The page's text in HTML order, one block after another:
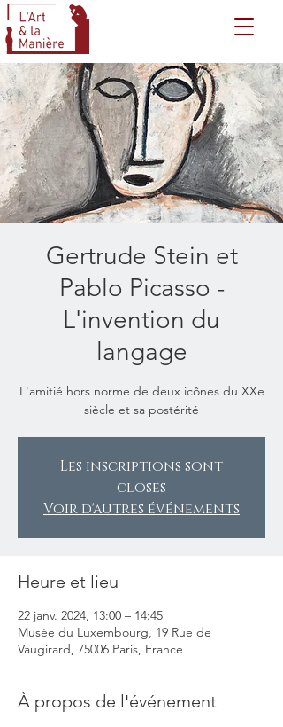
Gertrude Stein et
Pablo Picasso -
L'invention du
langage
L'amitié hors norme de deux icônes du XXe
siècle et sa postérité
Les inscriptions sont
closes
Voir d'autres événements
Heure et lieu
22 janv. 2024, 13:00 – 14:45
Musée du Luxembourg, 19 Rue de
Vaugirard, 75006 Paris, France
À propos de l'événement